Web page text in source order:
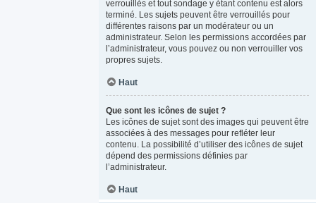
verrouillés et tout sondage y étant contenu est alors
terminé. Les sujets peuvent être verrouillés pour
différentes raisons par un modérateur ou un
administrateur. Selon les permissions accordées par
l’administrateur, vous pouvez ou non verrouiller vos
propres sujets.
Haut
Que sont les icônes de sujet ?
Les icônes de sujet sont des images qui peuvent être
associées à des messages pour refléter leur
contenu. La possibilité d’utiliser des icônes de sujet
dépend des permissions définies par
l’administrateur.
Haut